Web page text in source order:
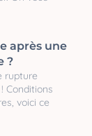
après une
?
rupture
Conditions
voici ce